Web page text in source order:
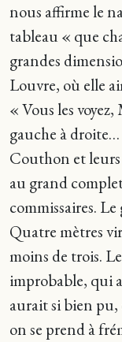
nous affirme le
tableau « que
grandes
Louvre, où elle
« Vous les
gauche à
Couthon et
au grand
commissaires.
Quatre mètres
moins de trois.
improbable, qui
aurait si bien
on se prend à